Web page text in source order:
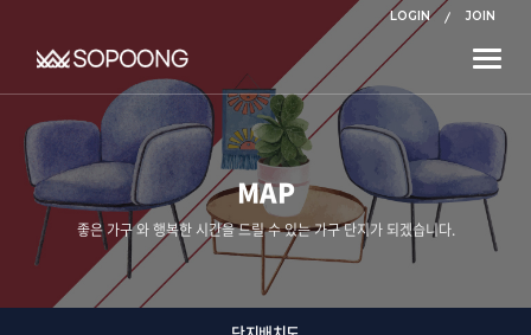
LOGIN JOIN
Toggle
MAP
좋은 가구 와 행복한 시간을 드릴 수 있는 가구 단지가 되겠습니다.